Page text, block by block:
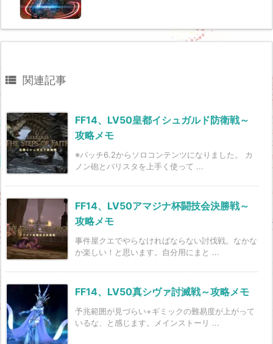
 関連記事
FF14、LV50皇都イシュガルド防衛戦～
攻略メモ
※パッチ6.2からソロコンテンツになりました。 カ
ノン砲とバリスタを上手く使って ...
FF14、LV50アマジナ杯闘技会決勝戦～
攻略メモ
事件屋クエでやらなければならない討伐戦。なかな
か楽しい！と思います。自分用にまと ...
FF14、LV50真シヴァ討滅戦～攻略メモ
予兆範囲が見づらい+ギミックの難易度が上がって
いるな、と感じます。メインストーリ ...